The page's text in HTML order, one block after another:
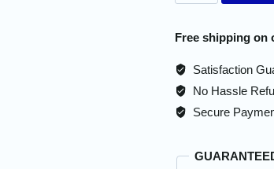
Free shipping on
Satisfaction
No Hassle
Secure